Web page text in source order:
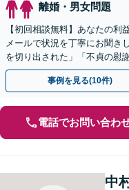
離婚・男女問題
【初回相談無料】あなたの利
メールで状況を丁寧にお聞き
を切り出された」「不貞の慰
【リーズナブルな料金設定】
事例を見る(10件)
電話でお問い合わ
中